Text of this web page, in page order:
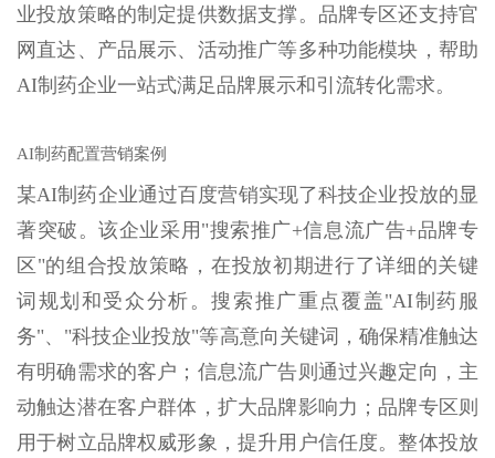
业投放策略的制定提供数据支撑。品牌专区还支持官
网直达、产品展示、活动推广等多种功能模块，帮助
AI制药企业一站式满足品牌展示和引流转化需求。
AI制药配置营销案例
某AI制药企业通过百度营销实现了科技企业投放的显
著突破。该企业采用"搜索推广+信息流广告+品牌专
区"的组合投放策略，在投放初期进行了详细的关键
词规划和受众分析。搜索推广重点覆盖"AI制药服
务"、"科技企业投放"等高意向关键词，确保精准触达
有明确需求的客户；信息流广告则通过兴趣定向，主
动触达潜在客户群体，扩大品牌影响力；品牌专区则
用于树立品牌权威形象，提升用户信任度。整体投放